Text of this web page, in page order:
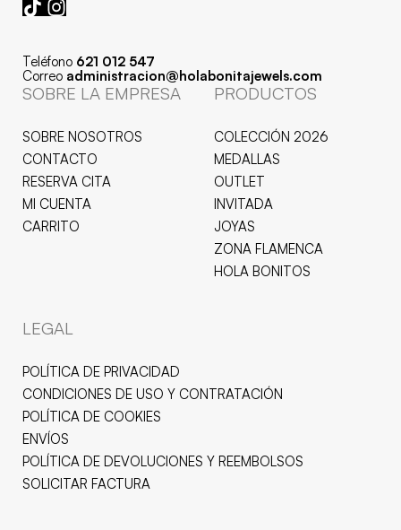
Teléfono 621 012 547
Correo administracion@holabonitajewels.com
SOBRE LA EMPRESA
SOBRE NOSOTROS
CONTACTO
RESERVA CITA
MI CUENTA
CARRITO
PRODUCTOS
COLECCIÓN 2026
MEDALLAS
OUTLET
INVITADA
JOYAS
ZONA FLAMENCA
HOLA BONITOS
LEGAL
POLÍTICA DE PRIVACIDAD
CONDICIONES DE USO Y CONTRATACIÓN
POLÍTICA DE COOKIES
ENVÍOS
POLÍTICA DE DEVOLUCIONES Y REEMBOLSOS
SOLICITAR FACTURA